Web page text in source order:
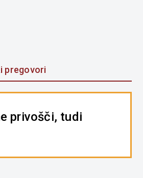
pregovori
privošči, tudi